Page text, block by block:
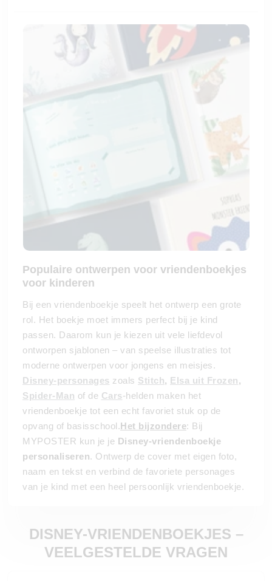
Populaire ontwerpen voor vriendenboekjes
voor kinderen
Bij een vriendenboekje speelt het ontwerp een grote
rol. Het boekje moet immers perfect bij je kind
passen. Daarom kun je kiezen uit vele liefdevol
ontworpen sjablonen – van speelse illustraties tot
moderne ontwerpen voor jongens en meisjes.
Disney-personages zoals Stitch, Elsa uit Frozen,
Spider-Man of de Cars-helden maken het
vriendenboekje tot een echt favoriet stuk op de
opvang of basisschool.Het bijzondere: Bij
MYPOSTER kun je je Disney-vriendenboekje
personaliseren. Ontwerp de cover met eigen foto,
naam en tekst en verbind de favoriete personages
van je kind met een heel persoonlijk vriendenboekje.
DISNEY-VRIENDENBOEKJES –
VEELGESTELDE VRAGEN